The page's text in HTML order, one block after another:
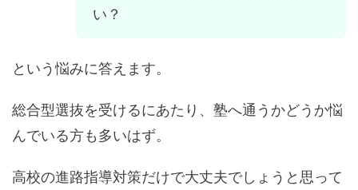
い？
という悩みに答えます。
総合型選抜を受けるにあたり、塾へ通うかどうか悩
んでいる方も多いはず。
高校の進路指導対策だけで大丈夫でしょうと思って